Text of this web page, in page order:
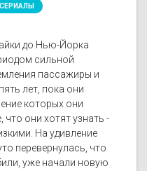
до Нью-Йорка
сильной
пассажиры и
лет, пока они
которых они
они хотят узнать -
На удивление
перевернулась, что
уже начали новую